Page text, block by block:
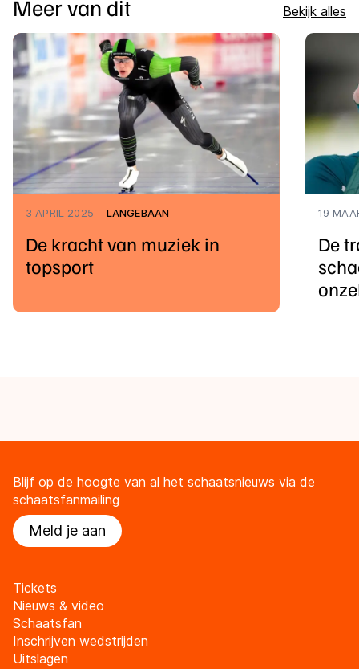
Meer van dit Bekijk alles
3 APRIL 2025 LANGEBAAN
De kracht van muziek in
topsport
19
De
Blijf op de hoogte van al het schaatsnieuws via de
schaatsfanmailing
Meld je aan
Tickets
Nieuws & video
Schaatsfan
Inschrijven wedstrijden
Uitslagen